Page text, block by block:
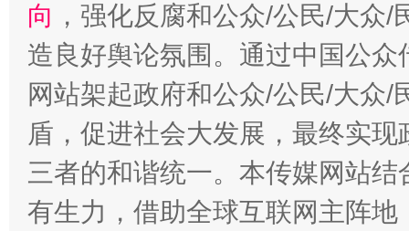
向 ，强化反腐和公众/公民/大众
造良好舆论氛围。通过中国公
网站架起政府和公众/公民/大众
盾，促进社会大发展，最终实
三者的和谐统一。本传媒网站
有生力，借助全球互联网主阵